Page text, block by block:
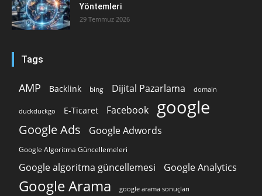
Yöntemleri
29 Temmuz 2026
Tags
AMP Backlink bing Dijital Pazarlama domain
duckduckgo E-Ticaret Facebook google
Google Ads Google Adwords
Google Algoritma Güncellemeleri
Google algoritma güncellemesi Google Analytics
Google Arama google arama sonuçları